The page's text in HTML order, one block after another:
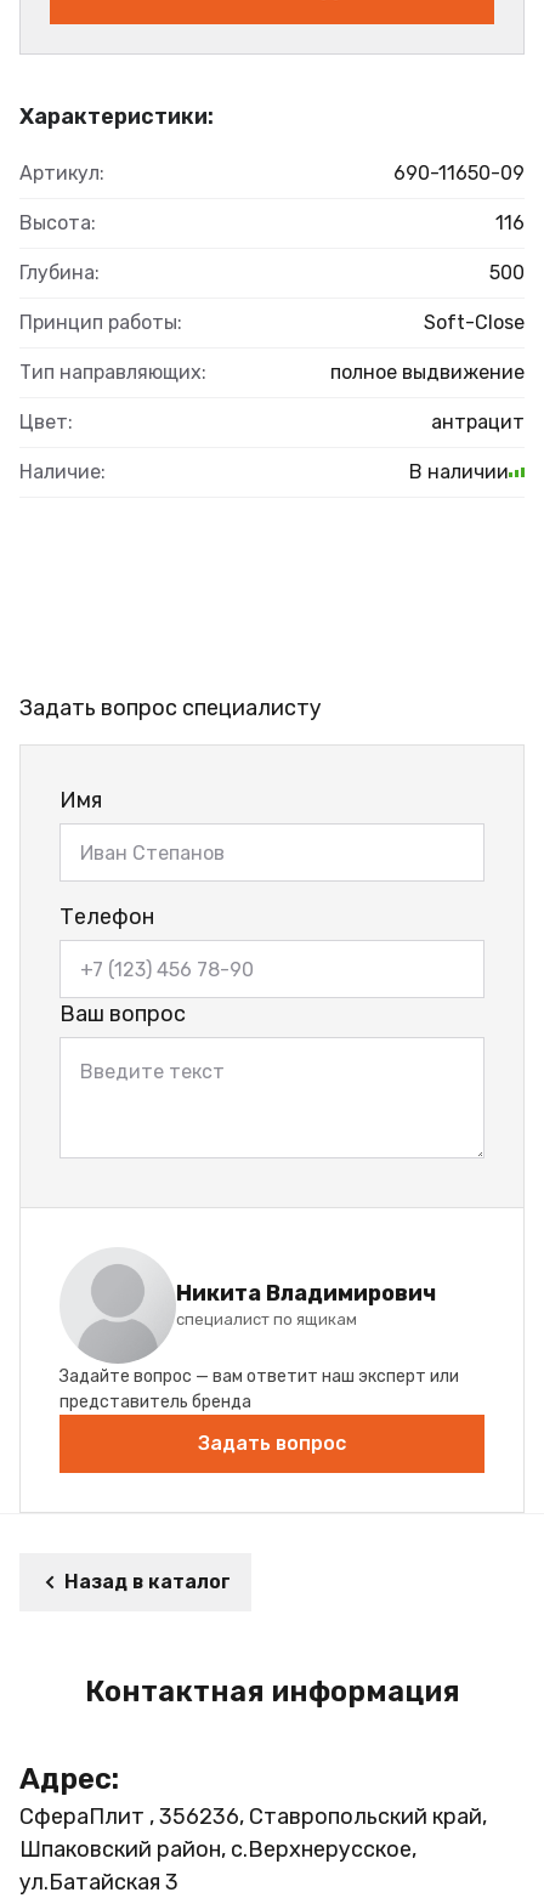
Характеристики:
Артикул: 690-11650-09
Высота: 116
Глубина: 500
Принцип работы: Soft-Close
Тип направляющих: полное выдвижение
Цвет: антрацит
Наличие: В наличии
Задать вопрос специалисту
Имя
Телефон
Ваш вопрос
Никита Владимирович
специалист по ящикам
Задайте вопрос — вам ответит наш эксперт или
представитель бренда
Задать вопрос
Назад в каталог
Контактная информация
Адрес:
СфераПлит , 356236, Ставропольский край,
Шпаковский район, с.Верхнерусское,
ул.Батайская 3